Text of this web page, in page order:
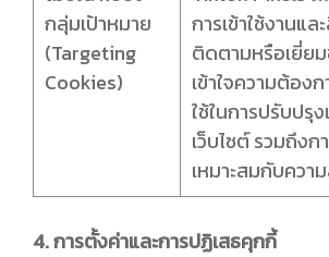
กลุ่มเป้าหมาย
(Targeting
Cookies)
การเข้าใช้งานแ
ติดตามหรือเยี่ย
เข้าใจความต้อง
ใช้ในการปรับปรุ
เว็บไซต์ รวมถึง
เหมาะสมกับควา
4. การตั้งค่าและการปฏิเสธคุกกี้